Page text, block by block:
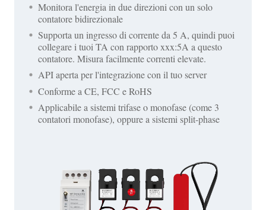
Monitora l'energia in due direzioni con un solo
contatore bidirezionale
Supporta un ingresso di corrente da 5 A, quindi puoi
collegare i tuoi TA con rapporto xxx:5A a questo
contatore. Misura facilmente correnti elevate.
API aperta per l'integrazione con il tuo server
Conforme a CE, FCC e RoHS
Applicabile a sistemi trifase o monofase (come 3
contatori monofase), oppure a sistemi split-phase